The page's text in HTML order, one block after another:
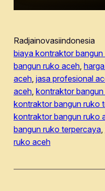
Radjainovasiindonesia
biaya kontraktor
bangun ruko aceh,
aceh, jasa profesional
aceh, kontraktor
kontraktor bangun ruko
kontraktor bangun ruko
bangun ruko terpercaya,
ruko aceh